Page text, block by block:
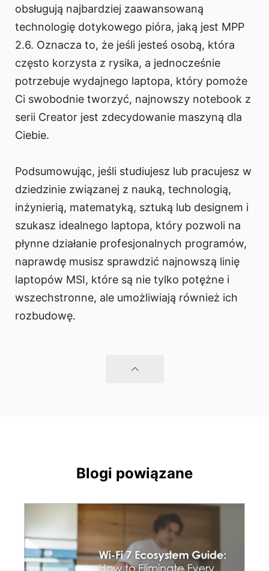
obsługują najbardziej zaawansowaną
technologię dotykowego pióra, jaką jest MPP
2.6. Oznacza to, że jeśli jesteś osobą, która
często korzysta z rysika, a jednocześnie
potrzebuje wydajnego laptopa, który pomoże
Ci swobodnie tworzyć, najnowszy notebook z
serii Creator jest zdecydowanie maszyną dla
Ciebie.
Podsumowując, jeśli studiujesz lub pracujesz w
dziedzinie związanej z nauką, technologią,
inżynierią, matematyką, sztuką lub designem i
szukasz idealnego laptopa, który pozwoli na
płynne działanie profesjonalnych programów,
naprawdę musisz sprawdzić najnowszą linię
laptopów MSI, które są nie tylko potężne i
wszechstronne, ale umożliwiają również ich
rozbudowę.
Blogi powiązane